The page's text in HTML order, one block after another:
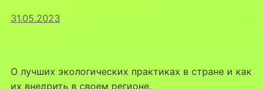
31.05.2023
О лучших экологических практиках в стране и как
их внедрить в своем регионе.